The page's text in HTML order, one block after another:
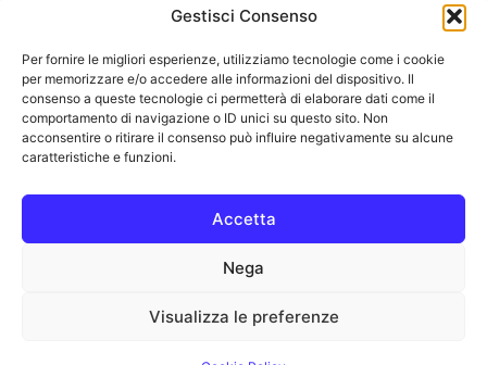
Gestisci Consenso
Per fornire le migliori esperienze, utilizziamo tecnologie come i cookie
per memorizzare e/o accedere alle informazioni del dispositivo. Il
consenso a queste tecnologie ci permetterà di elaborare dati come il
comportamento di navigazione o ID unici su questo sito. Non
acconsentire o ritirare il consenso può influire negativamente su alcune
caratteristiche e funzioni.
Accetta
Nega
Visualizza le preferenze
Wolff Audio RefPre
© All Rights Reserved. Smart Audio Solution s.r.l. EN